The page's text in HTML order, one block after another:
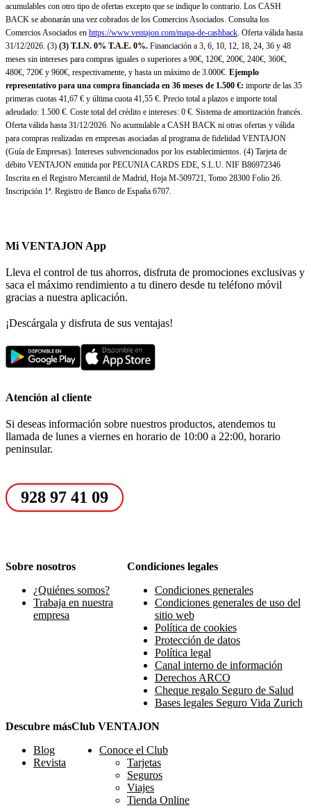
acumulables con otro tipo de ofertas excepto que se indique lo contrario. Los CASH
BACK se abonarán una vez cobrados de los Comercios Asociados. Consulta los
Comercios Asociados en https://www.ventajon.com/mapa-de-cashback. Oferta válida hasta
31/12/2026. (3) (3) T.I.N. 0% T.A.E. 0%. Financiación a 3, 6, 10, 12, 18, 24, 36 y 48
meses sin intereses para compras iguales o superiores a 90€, 120€, 200€, 240€, 360€,
480€, 720€ y 960€, respectivamente, y hasta un máximo de 3.000€. Ejemplo
representativo para una compra financiada en 36 meses de 1.500 €: importe de las 35
primeras cuotas 41,67 € y última cuota 41,55 €. Precio total a plazos e importe total
adeudado: 1.500 €. Coste total del crédito e intereses: 0 €. Sistema de amortización francés.
Oferta válida hasta 31/12/2026. No acumulable a CASH BACK ni otras ofertas y válida
para compras realizadas en empresas asociadas al programa de fidelidad VENTAJON
(Guía de Empresas). Intereses subvencionados por los establecimientos. (4) Tarjeta de
débito VENTAJON emitida por PECUNIA CARDS EDE, S.L.U. NIF B86972346
Inscrita en el Registro Mercantil de Madrid, Hoja M-509721, Tomo 28300 Folio 26.
Inscripción 1ª. Registro de Banco de España 6707.
Mi VENTAJON App
Lleva el control de tus ahorros, disfruta de promociones exclusivas y
saca el máximo rendimiento a tu dinero desde tu teléfono móvil
gracias a nuestra aplicación.
¡Descárgala y disfruta de sus ventajas!
Atención al cliente
Si deseas información sobre nuestros productos, atendemos tu
llamada de lunes a viernes en horario de 10:00 a 22:00, horario
peninsular.
928 97 41 09
Sobre nosotros
¿Quiénes somos?
Trabaja en nuestra
empresa
Condiciones legales
Condiciones generales
Condiciones generales de uso del
sitio web
Política de cookies
Protección de datos
Política legal
Canal interno de información
Derechos ARCO
Cheque regalo Seguro de Salud
Bases legales Seguro Vida Zurich
Descubre más
Blog
Revista
Club VENTAJON
Conoce el Club
Tarjetas
Seguros
Viajes
Tienda Online